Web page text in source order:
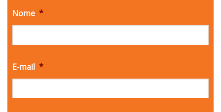
Nome *
E-mail *